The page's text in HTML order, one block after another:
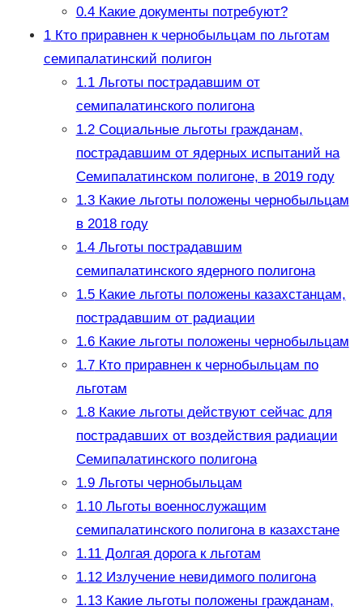
0.4Какие документы потребуют?
1Кто приравнен к чернобыльцам по льготам
семипалатинский полигон
1.1Льготы пострадавшим от
семипалатинского полигона
1.2Социальные льготы гражданам,
пострадавшим от ядерных испытаний на
Семипалатинском полигоне, в 2019 году
1.3Какие льготы положены чернобыльцам
в 2018 году
1.4Льготы пострадавшим
семипалатинского ядерного полигона
1.5Какие льготы положены казахстанцам,
пострадавшим от радиации
1.6Какие льготы положены чернобыльцам
1.7Кто приравнен к чернобыльцам по
льготам
1.8Какие льготы действуют сейчас для
пострадавших от воздействия радиации
Семипалатинского полигона
1.9Льготы чернобыльцам
1.10Льготы военнослужащим
семипалатинского полигона в казахстане
1.11Долгая дорога к льготам
1.12Излучение невидимого полигона
1.13Какие льготы положены гражданам,